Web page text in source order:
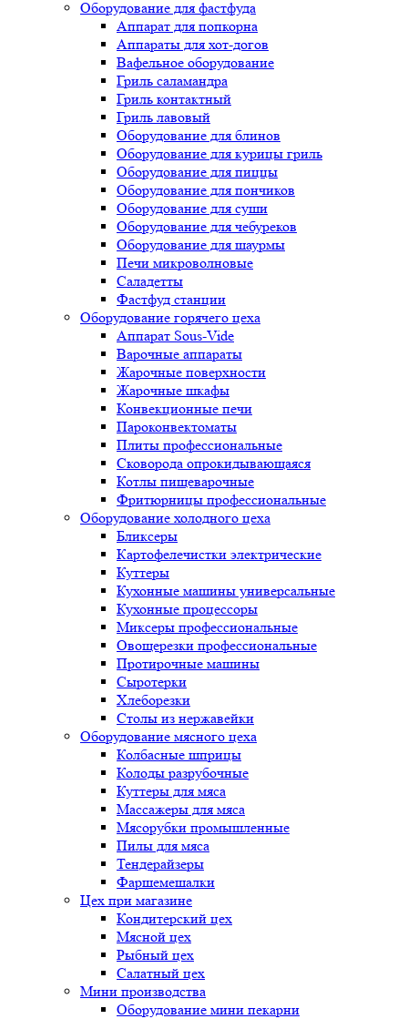
Оборудование для фастфуда
Аппарат для попкорна
Аппараты для хот-догов
Вафельное оборудование
Гриль саламандра
Гриль контактный
Гриль лавовый
Оборудование для блинов
Оборудование для курицы гриль
Оборудование для пиццы
Оборудование для пончиков
Оборудование для суши
Оборудование для чебуреков
Оборудование для шаурмы
Печи микроволновые
Саладетты
Фастфуд станции
Оборудование горячего цеха
Аппарат Sous-Vide
Варочные аппараты
Жарочные поверхности
Жарочные шкафы
Конвекционные печи
Пароконвектоматы
Плиты профессиональные
Сковорода опрокидывающаяся
Котлы пищеварочные
Фритюрницы профессиональные
Оборудование холодного цеха
Бликсеры
Картофелечистки электрические
Куттеры
Кухонные машины универсальные
Кухонные процессоры
Миксеры профессиональные
Овощерезки профессиональные
Протирочные машины
Сыротерки
Хлеборезки
Столы из нержавейки
Оборудование мясного цеха
Колбасные шприцы
Колоды разрубочные
Куттеры для мяса
Массажеры для мяса
Мясорубки промышленные
Пилы для мяса
Тендерайзеры
Фаршемешалки
Цех при магазине
Кондитерский цех
Мясной цех
Рыбный цех
Салатный цех
Мини производства
Оборудование мини пекарни